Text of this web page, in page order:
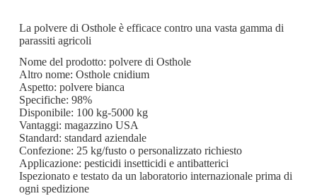
La polvere di Osthole è efficace contro una vasta gamma di
parassiti agricoli
Nome del prodotto: polvere di Osthole
Altro nome: Osthole cnidium
Aspetto: polvere bianca
Specifiche: 98%
Disponibile: 100 kg-5000 kg
Vantaggi: magazzino USA
Standard: standard aziendale
Confezione: 25 kg/fusto o personalizzato richiesto
Applicazione: pesticidi insetticidi e antibatterici
Ispezionato e testato da un laboratorio internazionale prima di
ogni spedizione